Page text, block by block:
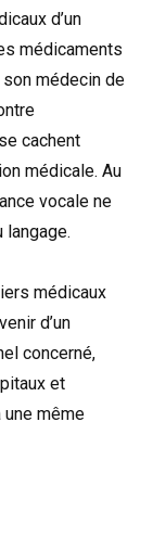
d’un
médicaments
médecin de
cachent
médicale. Au
vocale ne
médicaux
d’un
concerné,
et
même